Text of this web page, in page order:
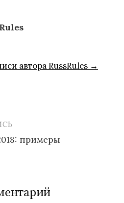
автора RussRules →
примеры